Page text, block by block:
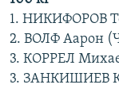
1. НИКИФОРОВ
2. ВОЛФ Аарон
3. КОРРЕЛ
3. ЗАНКИШИЕВ